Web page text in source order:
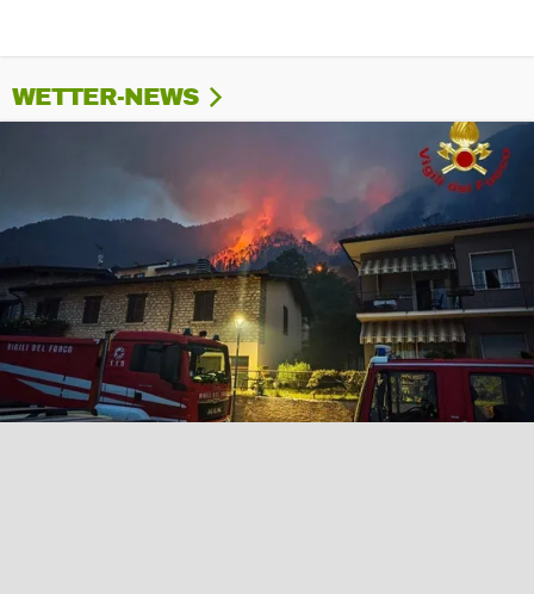
WETTER-NEWS